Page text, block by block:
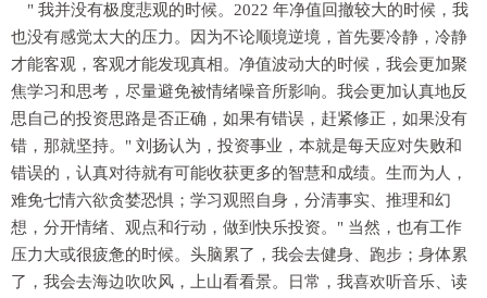
" 我并没有极度悲观的时候。2022 年净值回撤较大的时候，我
也没有感觉太大的压力。因为不论顺境逆境，首先要冷静，冷静
才能客观，客观才能发现真相。净值波动大的时候，我会更加聚
焦学习和思考，尽量避免被情绪噪音所影响。我会更加认真地反
思自己的投资思路是否正确，如果有错误，赶紧修正，如果没有
错，那就坚持。" 刘扬认为，投资事业，本就是每天应对失败和
错误的，认真对待就有可能收获更多的智慧和成绩。生而为人，
难免七情六欲贪婪恐惧；学习观照自身，分清事实、推理和幻
想，分开情绪、观点和行动，做到快乐投资。" 当然，也有工作
压力大或很疲惫的时候。头脑累了，我会去健身、跑步；身体累
了，我会去海边吹吹风，上山看看景。日常，我喜欢听音乐、读